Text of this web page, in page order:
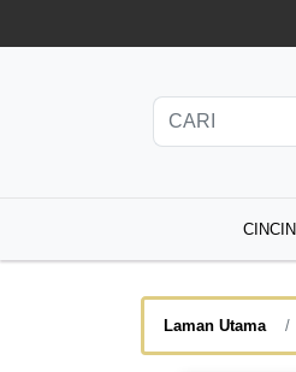
CINCIN
Laman Utama